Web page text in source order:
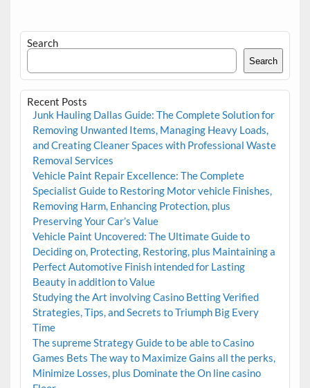
Search
Search
Recent Posts
Junk Hauling Dallas Guide: The Complete Solution for
Removing Unwanted Items, Managing Heavy Loads,
and Creating Cleaner Spaces with Professional Waste
Removal Services
Vehicle Paint Repair Excellence: The Complete
Specialist Guide to Restoring Motor vehicle Finishes,
Removing Harm, Enhancing Protection, plus
Preserving Your Car’s Value
Vehicle Paint Uncovered: The Ultimate Guide to
Deciding on, Protecting, Restoring, plus Maintaining a
Perfect Automotive Finish intended for Lasting
Beauty in addition to Value
Studying the Art involving Casino Betting Verified
Strategies, Tips, and Secrets to Triumph Big Every
Time
The supreme Strategy Guide to be able to Casino
Games Bets The way to Maximize Gains all the perks,
Minimize Losses, plus Dominate the On line casino